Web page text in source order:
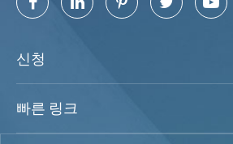
신청
빠른 링크